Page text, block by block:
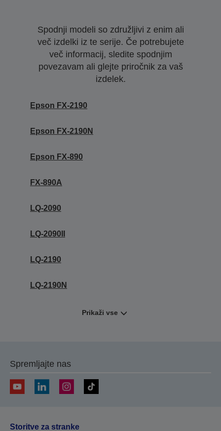
Spodnji modeli so združljivi z enim ali
več izdelki iz te serije. Če potrebujete
več informacij, sledite spodnjim
povezavam ali glejte priročnik za vaš
izdelek.
Epson FX-2190
Epson FX-2190N
Epson FX-890
FX-890A
LQ-2090
LQ-2090II
LQ-2190
LQ-2190N
Prikaži vse
Spremljajte nas
Storitve za stranke